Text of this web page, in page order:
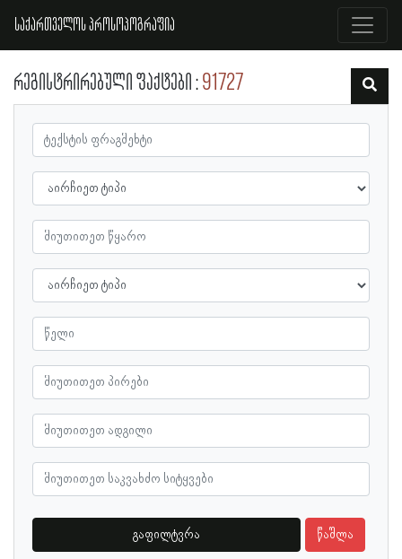
საქართველოს პროსოპოგრაფია
რეგისტრირებული ფაქტები 91727
გაფილტვრა წაშლა